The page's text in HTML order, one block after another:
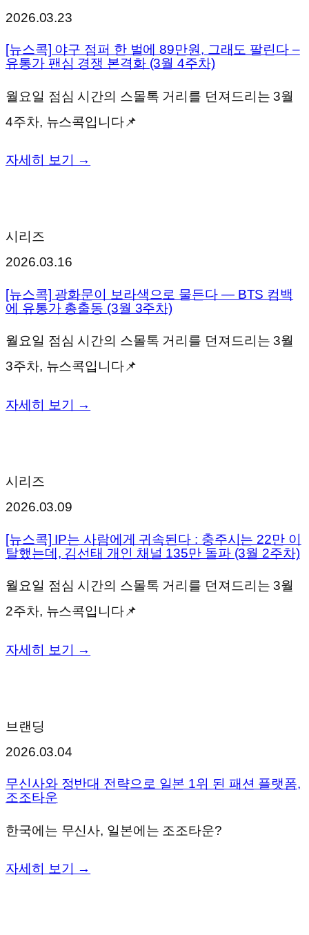
2026.03.23
[뉴스콕] 야구 점퍼 한 벌에 89만원, 그래도 팔린다 –
유통가 팬심 경쟁 본격화 (3월 4주차)
월요일 점심 시간의 스몰톡 거리를 던져드리는 3월
4주차, 뉴스콕입니다📌
자세히 보기 →
시리즈
2026.03.16
[뉴스콕] 광화문이 보라색으로 물든다 — BTS 컴백
에 유통가 총출동 (3월 3주차)
월요일 점심 시간의 스몰톡 거리를 던져드리는 3월
3주차, 뉴스콕입니다📌
자세히 보기 →
시리즈
2026.03.09
[뉴스콕] IP는 사람에게 귀속된다 : 충주시는 22만 이
탈했는데, 김선태 개인 채널 135만 돌파 (3월 2주차)
월요일 점심 시간의 스몰톡 거리를 던져드리는 3월
2주차, 뉴스콕입니다📌
자세히 보기 →
브랜딩
2026.03.04
무신사와 정반대 전략으로 일본 1위 된 패션 플랫폼,
조조타운
한국에는 무신사, 일본에는 조조타운?
자세히 보기 →